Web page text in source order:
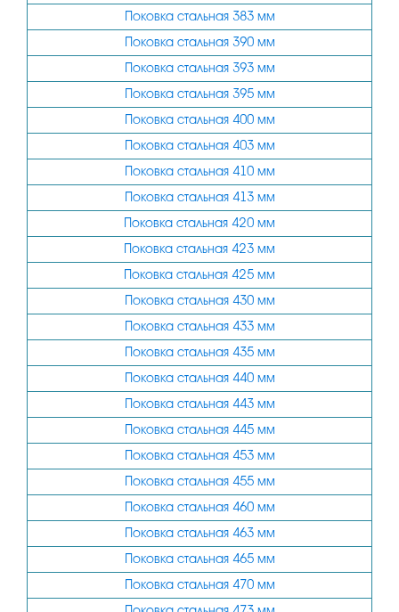
Поковка стальная 383 мм
Поковка стальная 390 мм
Поковка стальная 393 мм
Поковка стальная 395 мм
Поковка стальная 400 мм
Поковка стальная 403 мм
Поковка стальная 410 мм
Поковка стальная 413 мм
Поковка стальная 420 мм
Поковка стальная 423 мм
Поковка стальная 425 мм
Поковка стальная 430 мм
Поковка стальная 433 мм
Поковка стальная 435 мм
Поковка стальная 440 мм
Поковка стальная 443 мм
Поковка стальная 445 мм
Поковка стальная 453 мм
Поковка стальная 455 мм
Поковка стальная 460 мм
Поковка стальная 463 мм
Поковка стальная 465 мм
Поковка стальная 470 мм